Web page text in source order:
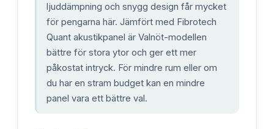
ljuddämpning och snygg design får mycket
för pengarna här. Jämfört med Fibrotech
Quant akustikpanel är Valnöt-modellen
bättre för stora ytor och ger ett mer
påkostat intryck. För mindre rum eller om
du har en stram budget kan en mindre
panel vara ett bättre val.